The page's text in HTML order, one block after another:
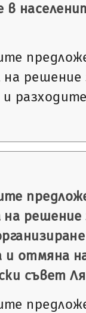
в
решение
и отмяна
съвет